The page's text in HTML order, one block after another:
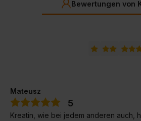
Bewertungen von
Mateusz
5
Kreatin, wie bei jedem anderen auch,